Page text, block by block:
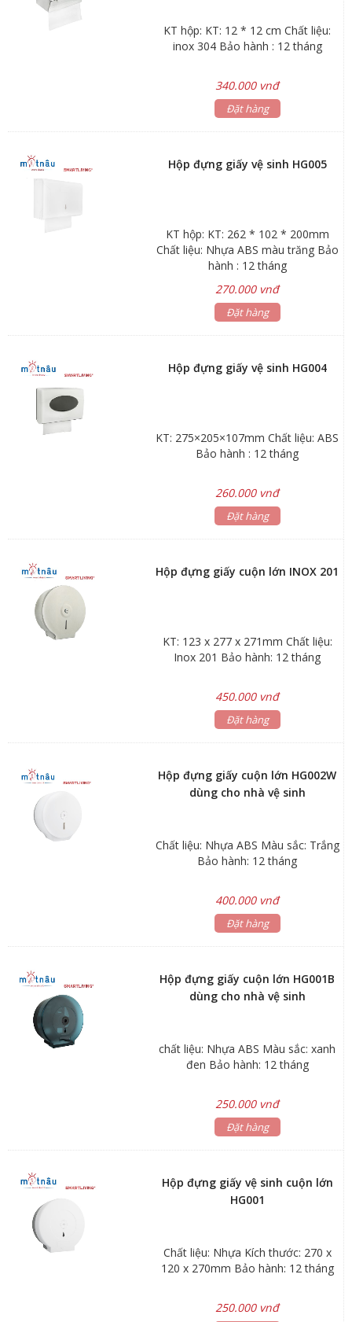
KT hộp: KT: 12 * 12 cm Chất liệu:
inox 304 Bảo hành : 12 tháng
340.000 vnđ
Đặt hàng
Hộp đựng giấy vệ sinh HG005
KT hộp: KT: 262 * 102 * 200mm
Chất liệu: Nhựa ABS màu trăng Bảo
hành : 12 tháng
270.000 vnđ
Đặt hàng
Hộp đựng giấy vệ sinh HG004
KT: 275×205×107mm Chất liệu: ABS
Bảo hành : 12 tháng
260.000 vnđ
Đặt hàng
Hộp đựng giấy cuộn lớn INOX 201
KT: 123 x 277 x 271mm Chất liệu:
Inox 201 Bảo hành: 12 tháng
450.000 vnđ
Đặt hàng
Hộp đựng giấy cuộn lớn HG002W
dùng cho nhà vệ sinh
Chất liệu: Nhựa ABS Màu sắc: Trắng
Bảo hành: 12 tháng
400.000 vnđ
Đặt hàng
Hộp đựng giấy cuộn lớn HG001B
dùng cho nhà vệ sinh
chất liệu: Nhựa ABS Màu sắc: xanh
đen Bảo hành: 12 tháng
250.000 vnđ
Đặt hàng
Hộp đựng giấy vệ sinh cuộn lớn
HG001
Chất liệu: Nhựa Kích thước: 270 x
120 x 270mm Bảo hành: 12 tháng
250.000 vnđ